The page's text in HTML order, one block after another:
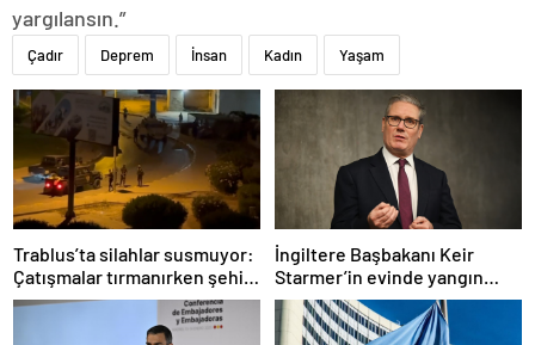
yargılansın.”
Çadır Deprem İnsan Kadın Yaşam
Trablus’ta silahlar susmuyor:
Çatışmalar tırmanırken şehir
alarmda
İngiltere Başbakanı Keir
Starmer’in evinde yangın
çıktı